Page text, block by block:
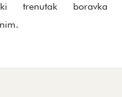
trenutak boravka